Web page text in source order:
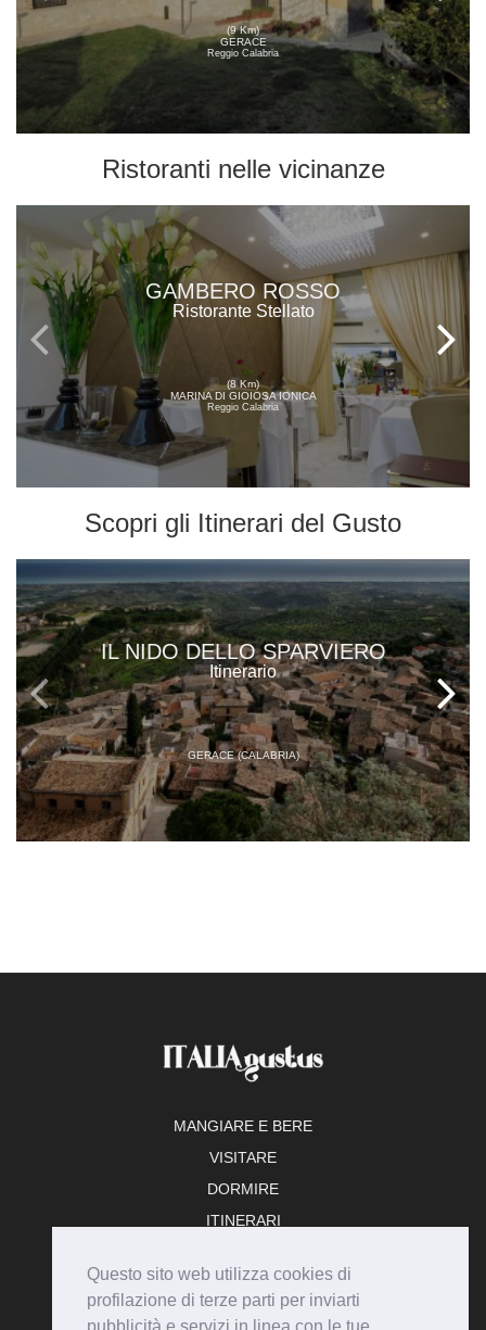
Questo sito web utilizza cookies di
profilazione di terze parti per inviarti
pubblicità e servizi in linea con le tue
(9 Km)
GERACE
Reggio Calabria
Ristoranti nelle vicinanze
GAMBERO ROSSO
Ristorante Stellato
(8 Km)
MARINA DI GIOIOSA IONICA
Reggio Calabria
Scopri gli Itinerari del Gusto
IL NIDO DELLO SPARVIERO
Itinerario
GERACE (CALABRIA)
MANGIARE E BERE
VISITARE
DORMIRE
ITINERARI
ADERISCI